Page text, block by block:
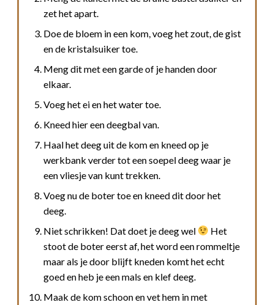
zet het apart.
Doe de bloem in een kom, voeg het zout, de gist
en de kristalsuiker toe.
Meng dit met een garde of je handen door
elkaar.
Voeg het ei en het water toe.
Kneed hier een deegbal van.
Haal het deeg uit de kom en kneed op je
werkbank verder tot een soepel deeg waar je
een vliesje van kunt trekken.
Voeg nu de boter toe en kneed dit door het
deeg.
Niet schrikken! Dat doet je deeg wel
Het
stoot de boter eerst af, het word een rommeltje
maar als je door blijft kneden komt het echt
goed en heb je een mals en klef deeg.
Maak de kom schoon en vet hem in met